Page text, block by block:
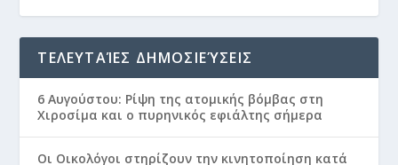
ΤΕΛΕΥΤΑΊΕΣ ΔΗΜΟΣΙΕΎΣΕΙΣ
6 Αυγούστου: Ρίψη της ατομικής βόμβας στη
Χιροσίμα και ο πυρηνικός εφιάλτης σήμερα
Οι Οικολόγοι στηρίζουν την κινητοποίηση κατά